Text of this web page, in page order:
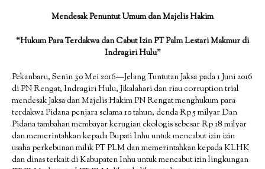
Mendesak Penuntut Umum dan Majelis Hakim
“Hukum Para Terdakwa dan Cabut Izin PT Palm Lestari Makmur di
Indragiri Hulu”
Pekanbaru, Senin 30 Mei 2016—Jelang Tuntutan Jaksa pada 1 Juni 2016
di PN Rengat, Indragiri Hulu, Jikalahari dan riau corruption trial
mendesak Jaksa dan Majelis Hakim PN Rengat menghukum para
terdakwa Pidana penjara selama 10 tahun, denda Rp 5 milyar Dan
Pidana tambahan membayar kerugian ekologis sebesar Rp 18 milyar
dan memerintahkan kepada Bupati Inhu untuk mencabut izin izin
usaha perkebunan milik PT PLM dan memerintahkan kepada KLHK
dan dinas terkait di Kabupaten Inhu untuk mencabut izin lingkungan